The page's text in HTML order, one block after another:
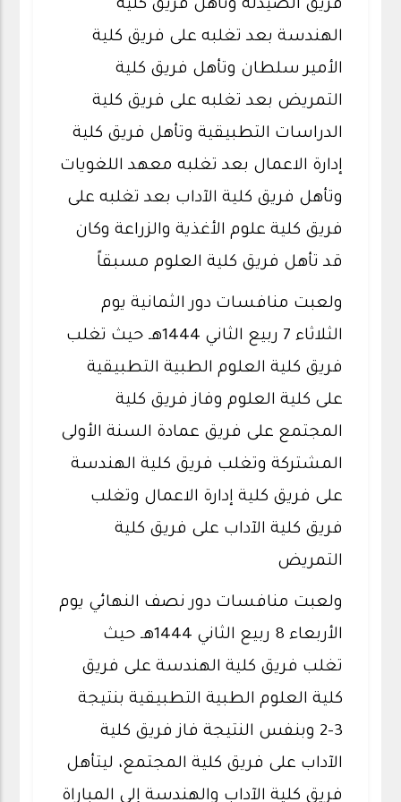
فريق الصيدلة وتأهل فريق كلية
الهندسة بعد تغلبه على فريق كلية
الأمير سلطان وتأهل فريق كلية
التمريض بعد تغلبه على فريق كلية
الدراسات التطبيقية وتأهل فريق كلية
إدارة الاعمال بعد تغلبه معهد اللغويات
وتأهل فريق كلية الآداب بعد تغلبه على
فريق كلية علوم الأغذية والزراعة وكان
قد تأهل فريق كلية العلوم مسبقاً
ولعبت منافسات دور الثمانية يوم
الثلاثاء 7 ربيع الثاني 1444هـ حيث تغلب
فريق كلية العلوم الطبية التطبيقية
على كلية العلوم وفاز فريق كلية
المجتمع على فريق عمادة السنة الأولى
المشتركة وتغلب فريق كلية الهندسة
على فريق كلية إدارة الاعمال وتغلب
فريق كلية الآداب على فريق كلية
التمريض
ولعبت منافسات دور نصف النهائي يوم
الأربعاء 8 ربيع الثاني 1444هـ حيث
تغلب فريق كلية الهندسة على فريق
كلية العلوم الطبية التطبيقية بنتيجة
3-2 وبنفس النتيجة فاز فريق كلية
الآداب على فريق كلية المجتمع، ليتأهل
فريق كلية الآداب والهندسة إلى المباراة